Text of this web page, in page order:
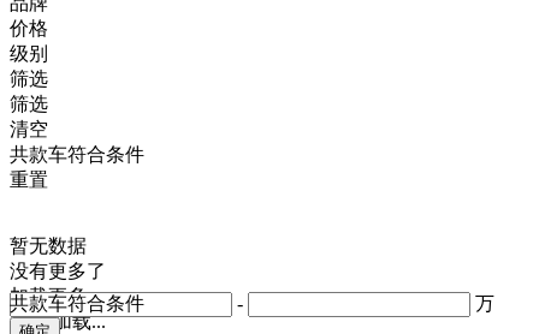
价格
- 万
级别
共款车符合条件
筛选
筛选
清空
共款车符合条件
重置
暂无数据
没有更多了
加载更多
正在加载...